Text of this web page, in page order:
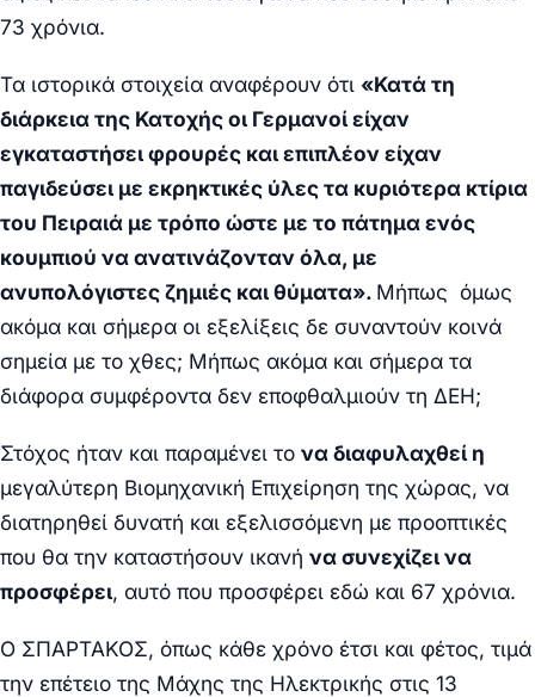
73 χρόνια.
Τα ιστορικά στοιχεία αναφέρουν ότι «Κατά τη
διάρκεια της Κατοχής οι Γερμανοί είχαν
εγκαταστήσει φρουρές και επιπλέον είχαν
παγιδεύσει με εκρηκτικές ύλες τα κυριότερα κτίρια
του Πειραιά με τρόπο ώστε με το πάτημα ενός
κουμπιού να ανατινάζονταν όλα, με
ανυπολόγιστες ζημιές και θύματα». Μήπως όμως
ακόμα και σήμερα οι εξελίξεις δε συναντούν κοινά
σημεία με το χθες; Μήπως ακόμα και σήμερα τα
διάφορα συμφέροντα δεν εποφθαλμιούν τη ΔΕΗ;
Στόχος ήταν και παραμένει το να διαφυλαχθεί η
μεγαλύτερη Βιομηχανική Επιχείρηση της χώρας, να
διατηρηθεί δυνατή και εξελισσόμενη με προοπτικές
που θα την καταστήσουν ικανή να συνεχίζει να
προσφέρει, αυτό που προσφέρει εδώ και 67 χρόνια.
Ο ΣΠΑΡΤΑΚΟΣ, όπως κάθε χρόνο έτσι και φέτος, τιμά
την επέτειο της Μάχης της Ηλεκτρικής στις 13